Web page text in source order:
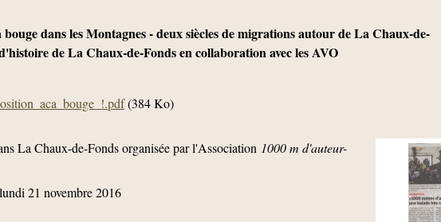
dans les Montagnes - deux siècles de migrations autour de La Chaux-de-
de La Chaux-de-Fonds en collaboration avec les AVO
(384 Ko)
La Chaux-de-Fonds organisée par l'Association 1000 m d'auteur-
21 novembre 2016